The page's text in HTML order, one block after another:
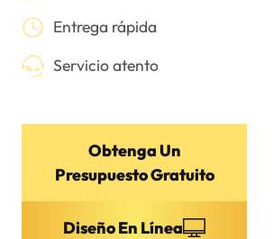
Entrega rápida
Servicio atento
Obtenga Un
Presupuesto Gratuito
Diseño En Línea